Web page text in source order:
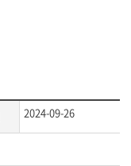
2024-09-26